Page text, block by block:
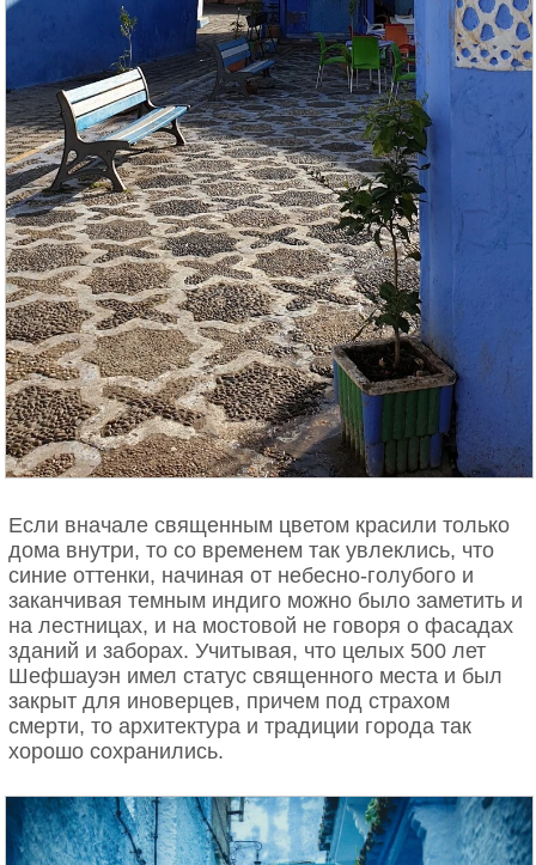
Если вначале священным цветом красили только
дома внутри, то со временем так увлеклись, что
синие оттенки, начиная от небесно-голубого и
заканчивая темным индиго можно было заметить и
на лестницах, и на мостовой не говоря о фасадах
зданий и заборах. Учитывая, что целых 500 лет
Шефшауэн имел статус священного места и был
закрыт для иноверцев, причем под страхом
смерти, то архитектура и традиции города так
хорошо сохранились.